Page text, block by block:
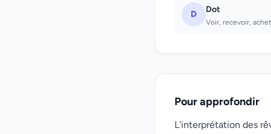
D Dot
Voir, recevoir,
Pour approfondir
L'interprétation des